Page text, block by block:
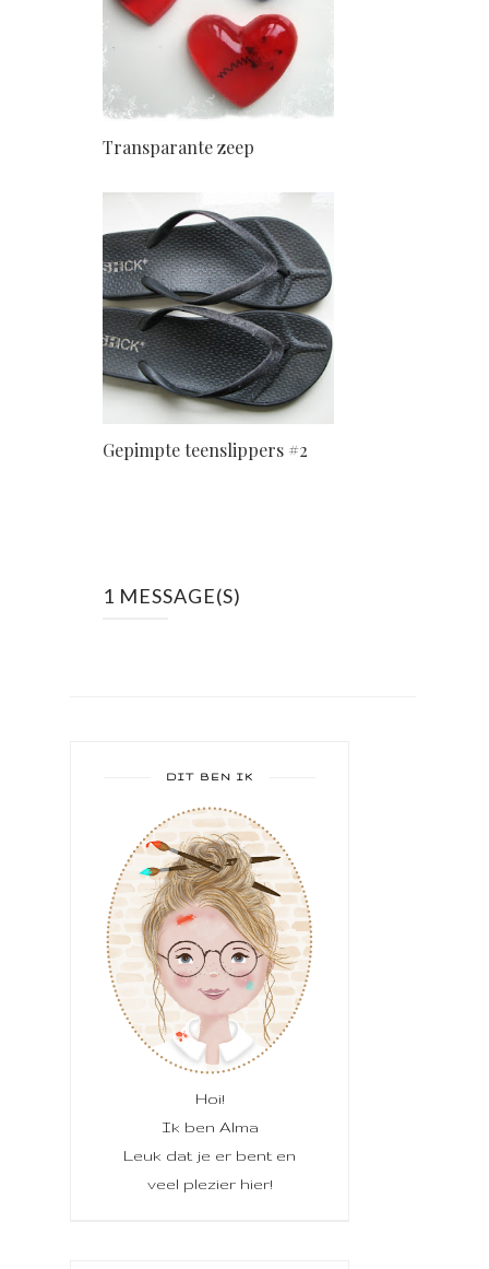
Transparante zeep
Gepimpte teenslippers #2
1 MESSAGE(S)
DIT BEN IK
Hoi!
Ik ben Alma
Leuk dat je er bent en
veel plezier hier!